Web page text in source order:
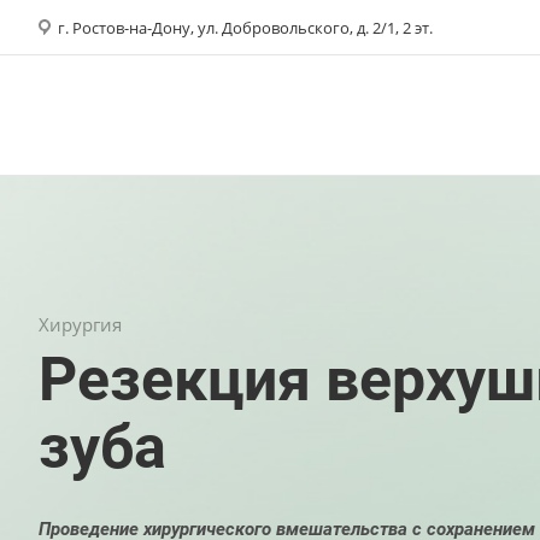
г. Ростов-на-Дону, ул. Добровольского, д. 2/1, 2 эт.
Хирургия
Резекция
зуба
Проведение хирургического вмешательства с